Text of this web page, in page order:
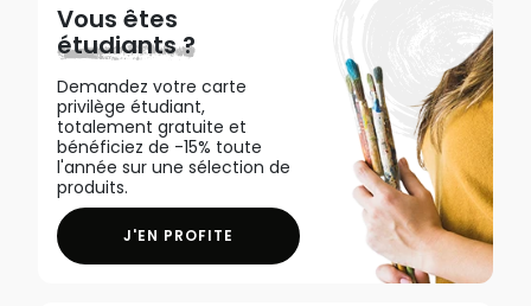
Vous êtes
étudiants ?
Demandez votre carte
privilège étudiant,
totalement gratuite et
bénéficiez de -15% toute
l'année sur une sélection de
produits.
J'EN PROFITE